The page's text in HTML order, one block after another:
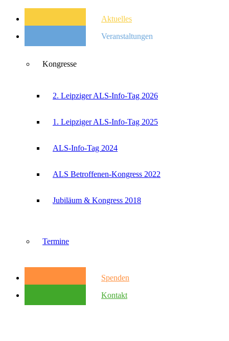
Aktuelles
Veranstaltungen
Kongresse
2. Leipziger ALS-Info-Tag 2026
1. Leipziger ALS-Info-Tag 2025
ALS-Info-Tag 2024
ALS Betroffenen-Kongress 2022
Jubiläum & Kongress 2018
Termine
Spenden
Kontakt